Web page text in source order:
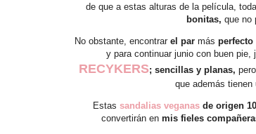
de que a estas alturas de la película,
bonitas, que no
No obstante, encontrar el par más perfecto
y para continuar junio con buen
RECYKERS; sencillas y planas,
que además
Estas sandalias veganasde origen
convertirán en mis fieles